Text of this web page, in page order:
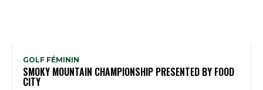
GOLF FÉMININ
SMOKY MOUNTAIN CHAMPIONSHIP PRESENTED BY FOOD
CITY